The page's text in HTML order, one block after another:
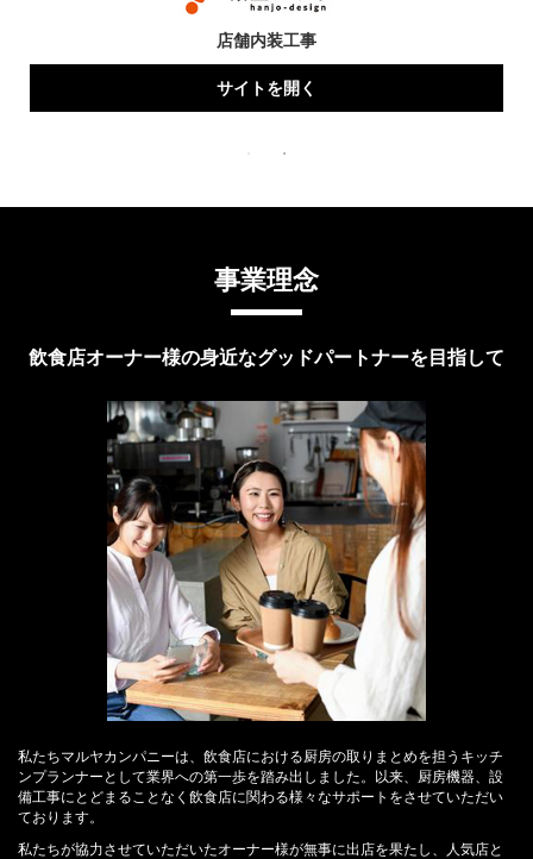
店舗内装工事
サイトを開く
事業理念
飲食店オーナー様の身近なグッドパートナーを目指して
私たちマルヤカンパニーは、飲食店における厨房の取りまとめを担うキッチ
ンプランナーとして業界への第一歩を踏み出しました。以来、厨房機器、設
備工事にとどまることなく飲食店に関わる様々なサポートをさせていただい
ております。
私たちが協力させていただいたオーナー様が無事に出店を果たし、人気店と